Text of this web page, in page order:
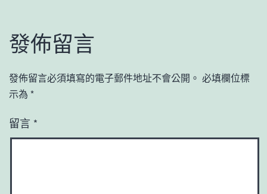
發佈留言
發佈留言必須填寫的電子郵件地址不會公開。 必填欄位標
示為 *
留言 *